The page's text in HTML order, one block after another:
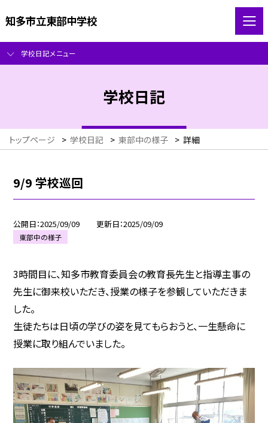
知多市立東部中学校
学校日記メニュー
学校日記
トップページ > 学校日記 > 東部中の様子 > 詳細
9/9 学校巡回
公開日 2025/09/09 更新日 2025/09/09
東部中の様子
3時間目に、知多市教育委員会の教育長先生と指導主事の
先生に御来校いただき、授業の様子を参観していただきま
した。
生徒たちは日頃の学びの姿を見てもらおうと、一生懸命に
授業に取り組んでいました。